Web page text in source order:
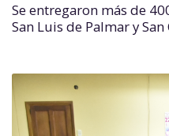
Se entregaron más de
San Luis de Palmar y San